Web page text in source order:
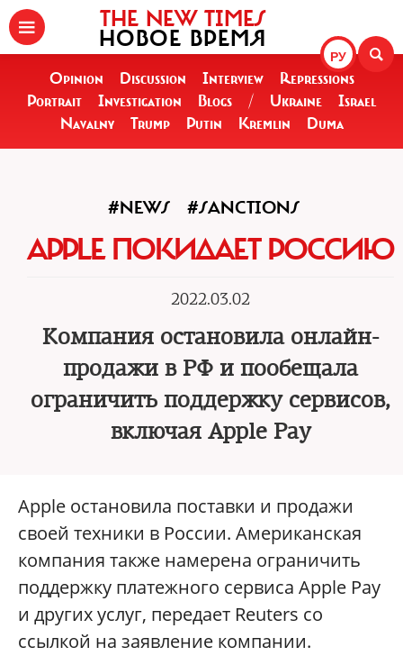
РУ
THE NEW TIMES
НОВОЕ ВРЕМЯ
Opinion Discussion Interview
Repressions
Portrait
Investigation Blogs / Ukraine
Israel
Navalny
Trump Putin Kremlin Duma
#NEWS #SANCTIONS
APPLE ПОКИДАЕТ РОССИЮ
2022.03.02
Компания остановила онлайн-
продажи в РФ и пообещала
ограничить поддержку сервисов,
включая Apple Pay
Apple остановила поставки и продажи
своей техники в России. Американская
компания также намерена ограничить
поддержку платежного сервиса Apple Pay
и других услуг, передает Reuters со
ссылкой на заявление компании.